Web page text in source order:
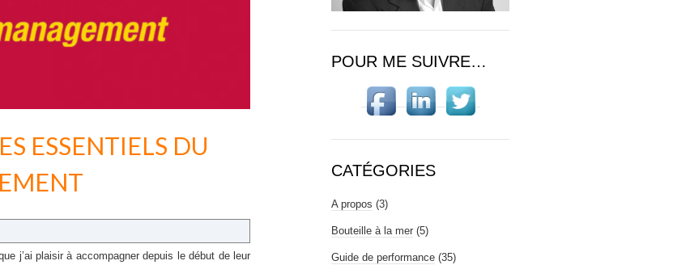
ESSENTIELS DU
j’ai plaisir à accompagner depuis le début de leur
POUR ME SUIVRE…
CATÉGORIES
A propos (3)
Bouteille à la mer (5)
Guide de performance (35)